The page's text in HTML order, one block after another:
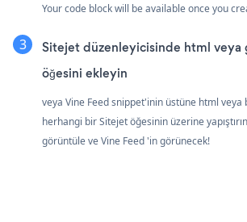
Your code block will be available once you
Sitejet düzenleyicisinde html veya
öğesini ekleyin
veya Vine Feed snippet'inin üstüne html
herhangi bir Sitejet öğesinin üzerine
görüntüle ve Vine Feed 'in görünecek!